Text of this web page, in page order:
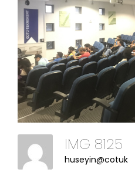
IMG 8125
huseyin@cotuk